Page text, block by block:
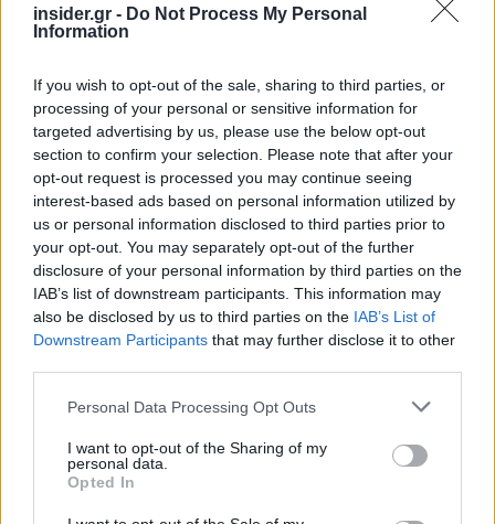
insider.gr - Do Not Process My Personal
Information
If you wish to opt-out of the sale, sharing to third parties, or
processing of your personal or sensitive information for
targeted advertising by us, please use the below opt-out
section to confirm your selection. Please note that after your
opt-out request is processed you may continue seeing
interest-based ads based on personal information utilized by
us or personal information disclosed to third parties prior to
your opt-out. You may separately opt-out of the further
disclosure of your personal information by third parties on the
IAB’s list of downstream participants. This information may
also be disclosed by us to third parties on the IAB’s List of
Downstream Participants that may further disclose it to other
Please note that this website/app uses one or more Google
not limited to your visit or usage behaviour. You may click to
grant or deny consent to Google and its third-party tags to
use your data for below specified purposes in below Google
consent section.
Personal Data Processing Opt Outs
I want to opt-out of the Sharing of my
personal data.
Opted In
Πηγή: ΑΠΕ-ΜΠΕ